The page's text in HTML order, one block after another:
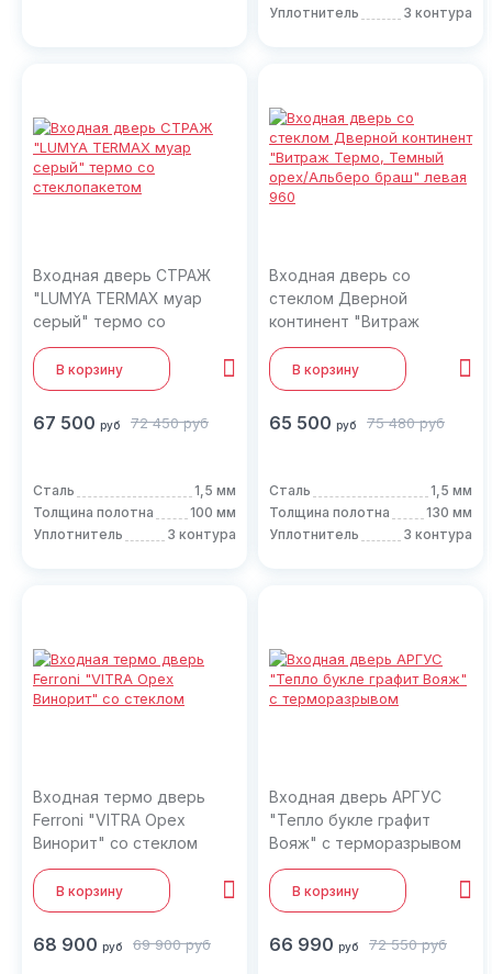
Уплотнитель
3 контура
Входная дверь СТРАЖ
"LUMYA TERMAX муар
серый" термо со
стеклопакетом
В корзину
67 500 руб 72 450 руб
Сталь
1,5 мм
Толщина полотна
100 мм
Уплотнитель
3 контура
Входная дверь со
стеклом Дверной
континент "Витраж
Термо, Темный орех/
Альберо браш" левая 960
В корзину
65 500 руб 75 480 руб
Сталь
1,5 мм
Толщина полотна
130 мм
Уплотнитель
3 контура
Входная термо дверь
Ferroni "VITRA Орех
Винорит" со стеклом
В корзину
68 900 руб 69 900 руб
Входная дверь АРГУС
"Тепло букле графит
Вояж" с терморазрывом
В корзину
66 990 руб 72 550 руб